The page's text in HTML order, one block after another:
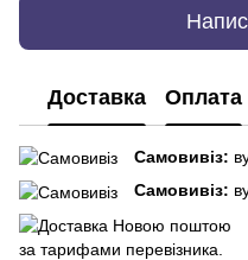
Доставка Оплата
Самовивіз:
Самовивіз:
за тарифами перевізника.